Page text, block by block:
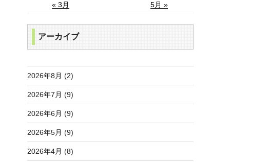
« 3月 5月 »
アーカイブ
2026年8月 (2)
2026年7月 (9)
2026年6月 (9)
2026年5月 (9)
2026年4月 (8)